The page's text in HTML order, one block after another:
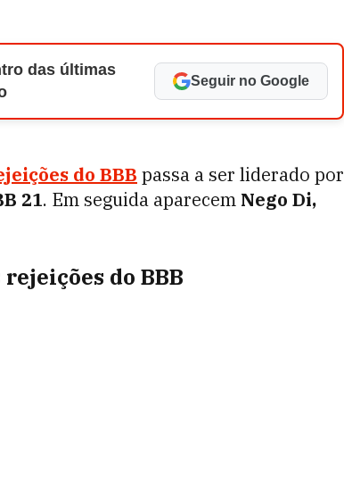
das últimas
Seguir no Google
do BBB passa a ser liderado por
21. Em seguida aparecem Nego Di,
do BBB